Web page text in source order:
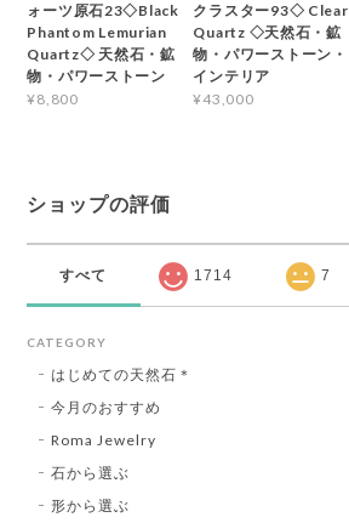
ォーツ原石23◇Black
Phantom Lemurian
Quartz◇ 天然石・鉱
物・パワーストーン
¥8,800
クラスター93◇ Clear
Quartz ◇天然石・鉱
物・パワーストーン・
インテリア
¥43,000
ショップの評価
すべて 1714 7
CATEGORY
はじめての天然石＊
今月のおすすめ
Roma Jewelry
石から選ぶ
形から選ぶ